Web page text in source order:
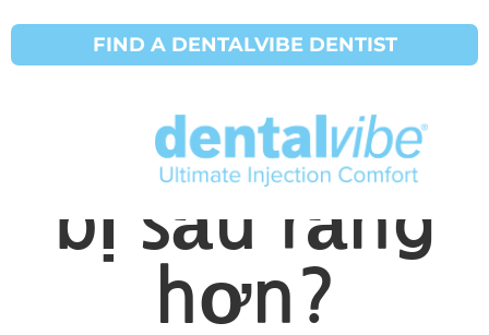
FIND A DENTALVIBE DENTIST
Tại sao một
số người dễ
bị sâu răng
hơn?